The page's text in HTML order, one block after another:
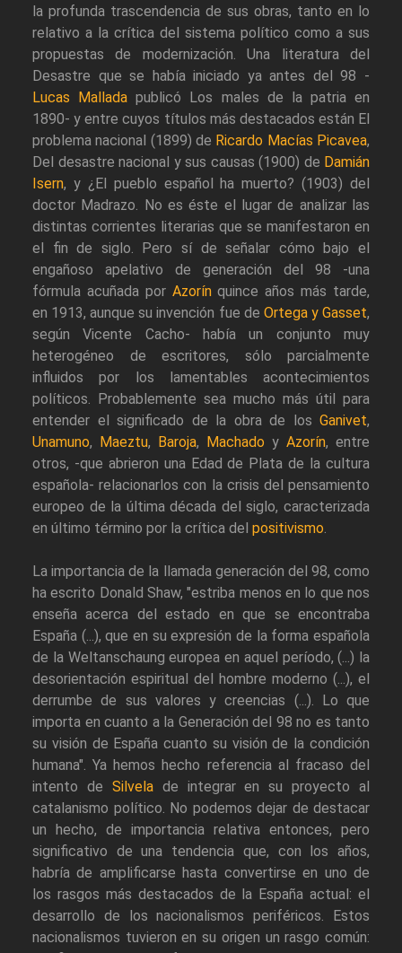
la profunda trascendencia de sus obras, tanto en lo
relativo a la crítica del sistema político como a sus
propuestas de modernización. Una literatura del
Desastre que se había iniciado ya antes del 98 -
Lucas Mallada publicó Los males de la patria en
1890- y entre cuyos títulos más destacados están El
problema nacional (1899) de Ricardo Macías Picavea,
Del desastre nacional y sus causas (1900) de Damián
Isern, y ¿El pueblo español ha muerto? (1903) del
doctor Madrazo. No es éste el lugar de analizar las
distintas corrientes literarias que se manifestaron en
el fin de siglo. Pero sí de señalar cómo bajo el
engañoso apelativo de generación del 98 -una
fórmula acuñada por Azorínquince años más tarde,
en 1913, aunque su invención fue de Ortega y Gasset,
según Vicente Cacho- había un conjunto muy
heterogéneo de escritores, sólo parcialmente
influidos por los lamentables acontecimientos
políticos. Probablemente sea mucho más útil para
entender el significado de la obra de los Ganivet,
Unamuno, Maeztu, Baroja, Machado y Azorín, entre
otros, -que abrieron una Edad de Plata de la cultura
española- relacionarlos con la crisis del pensamiento
europeo de la última década del siglo, caracterizada
en último término por la crítica del positivismo.
La importancia de la llamada generación del 98, como
ha escrito Donald Shaw, "estriba menos en lo que nos
enseña acerca del estado en que se encontraba
España (...), que en su expresión de la forma española
de la Weltanschaung europea en aquel período, (...) la
desorientación espiritual del hombre moderno (...), el
derrumbe de sus valores y creencias (...). Lo que
importa en cuanto a la Generación del 98 no es tanto
su visión de España cuanto su visión de la condición
humana". Ya hemos hecho referencia al fracaso del
intento de Silvelade integrar en su proyecto al
catalanismo político. No podemos dejar de destacar
un hecho, de importancia relativa entonces, pero
significativo de una tendencia que, con los años,
habría de amplificarse hasta convertirse en uno de
los rasgos más destacados de la España actual: el
desarrollo de los nacionalismos periféricos. Estos
nacionalismos tuvieron en su origen un rasgo común: